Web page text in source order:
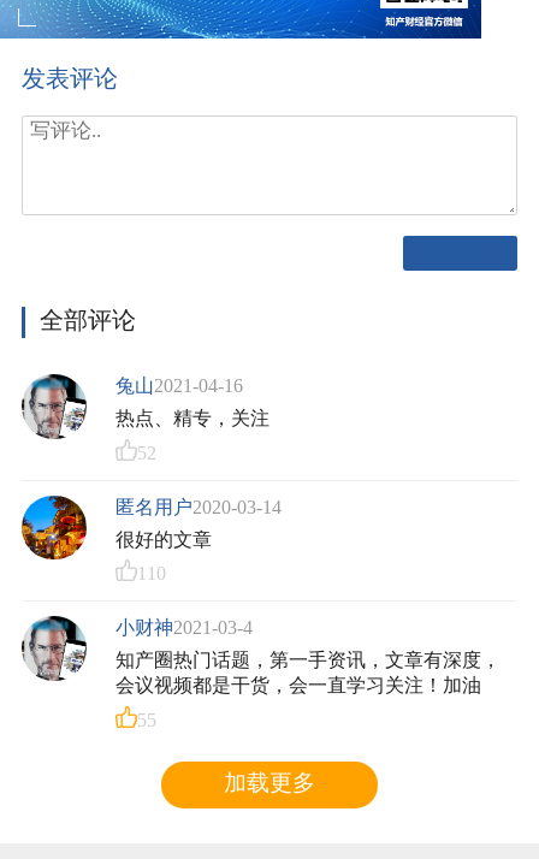
发表评论
全部评论
兔山2021-04-16
热点、精专，关注
52
匿名用户2020-03-14
很好的文章
110
小财神2021-03-4
知产圈热门话题，第一手资讯，文章有深度，
会议视频都是干货，会一直学习关注！加油
55
加载更多